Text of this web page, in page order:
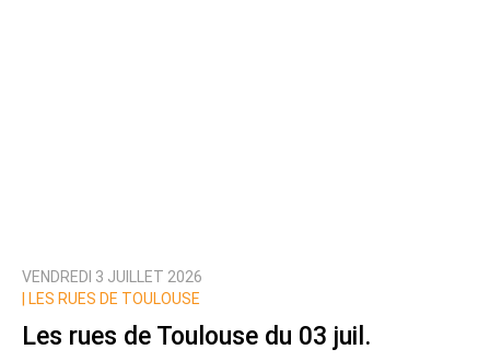
VENDREDI 3 JUILLET 2026
LES RUES DE TOULOUSE
Les rues de Toulouse du 03 juil.